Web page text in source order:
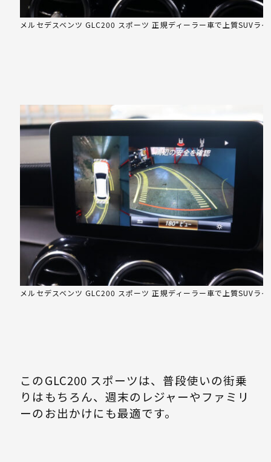
メルセデスベンツ GLC200 スポーツ 正規ディーラー車で上質SUVラ
メルセデスベンツ GLC200 スポーツ 正規ディーラー車で上質SUVラ
このGLC200 スポーツは、普段使いの街乗
りはもちろん、週末のレジャーやファミリ
ーのお出かけにも最適です。